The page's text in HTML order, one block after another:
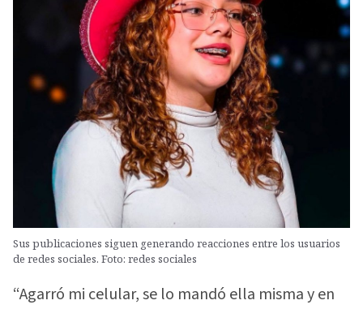
Sus publicaciones siguen generando reacciones entre los usuarios
de redes sociales. Foto: redes sociales
“Agarró mi celular, se lo mandó ella misma y en